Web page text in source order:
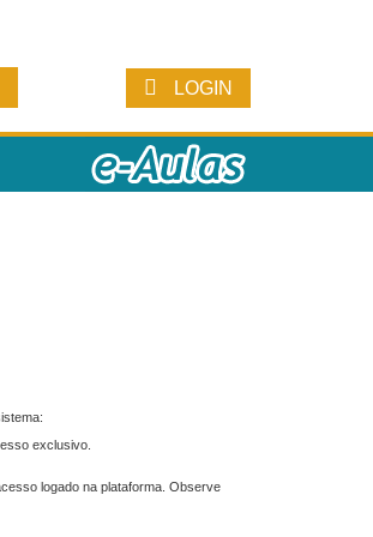
LOGIN
exclusivo.
logado na plataforma. Observe